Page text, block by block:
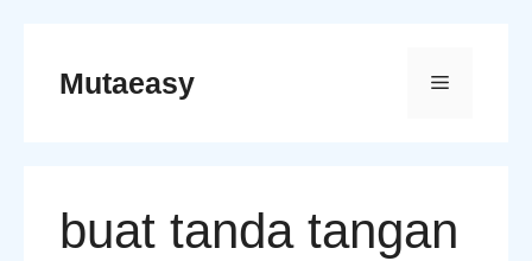
contentMutaeasy Menu
buat tanda tangan